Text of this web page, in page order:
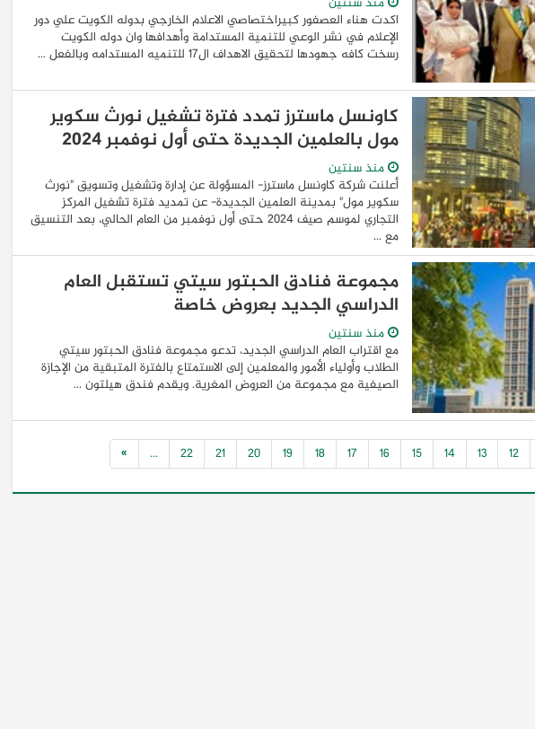
اكدت هناء العصفور كبيراختصاصي الاعلام الخارجي بدوله الكويت علي دور
الإعلام في نشر الوعي للتنمية المستدامة وأهدافها وان دوله الكويت
رسخت كافه جهودها لتحقيق الاهداف ال١٧ للتنميه المستدامه وبالفعل ...
كاونسل ماسترز تمدد فترة تشغيل نورث سكوير
مول بالعلمين الجديدة حتى أول نوفمبر 2024
منذ سنتين
أعلنت شركة كاونسل ماسترز- المسؤولة عن إدارة وتشغيل وتسويق "نورث
سكوير مول" بمدينة العلمين الجديدة- عن تمديد فترة تشغيل المركز
التجاري لموسم صيف 2024 حتى أول نوفمبر من العام الحالي، بعد التنسيق
مع ...
مجموعة فنادق الحبتور سيتي تستقبل العام
الدراسي الجديد بعروض خاصة
منذ سنتين
مع اقتراب العام الدراسي الجديد، تدعو مجموعة فنادق الحبتور سيتي
الطلاب وأولياء الأمور والمعلمين إلى الاستمتاع بالفترة المتبقية من الإجازة
الصيفية مع مجموعة من العروض المغرية. ويقدم فندق هيلتون ...
12
13
14
15
16
17
18
19
20
21
22
...
»